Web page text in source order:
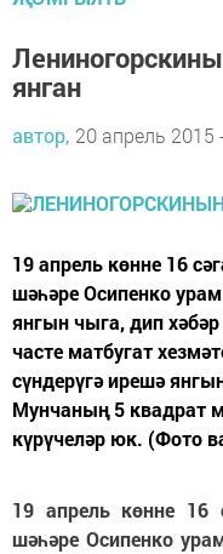
янган
автор, 20 апрель 2015
19 апрель көнне 16
шәһәре Осипенко
янгын чыга, дип
часте матбугат
сүндерүгә ирешә
Мунчаның 5 квадрат
күрүчеләр юк. (Фото
19 апрель көнне 16
шәһәре Осипенко